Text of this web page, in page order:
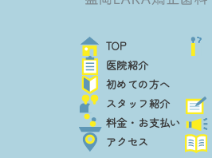
TOP
医院紹介
初めての方へ
スタッフ紹介
料金・お支払い
アクセス